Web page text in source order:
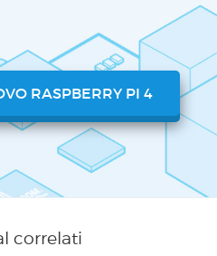
RASPBERRY PI 4
correlati